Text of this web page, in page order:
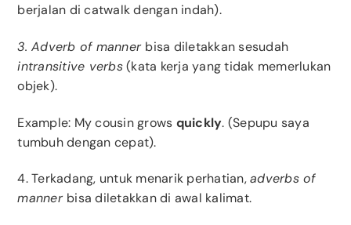
berjalan di catwalk dengan indah).
3. Adverb of manner bisa diletakkan sesudah
intransitive verbs(kata kerja yang tidak memerlukan
objek).
Example: My cousin grows quickly. (Sepupu saya
tumbuh dengan cepat).
4. Terkadang, untuk menarik perhatian,adverbs of
manner bisa diletakkan di awal kalimat.